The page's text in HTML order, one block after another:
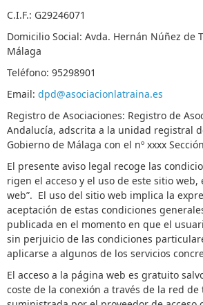
C.I.F.: G29246071
Domicilio Social: Avda. Hernán Núñez de
Málaga
Teléfono: 95298901
Email: dpd@asociacionlatraina.es
Registro de Asociaciones: Registro de
Andalucía, adscrita a la unidad registral
Gobierno de Málaga con el nº xxxx
El presente aviso legal recoge las
rigen el acceso y el uso de este sitio web,
web”. El uso del sitio web implica la
aceptación de estas condiciones
publicada en el momento en que el
sin perjuicio de las condiciones
aplicarse a algunos de los servicios
El acceso a la página web es gratuito
coste de la conexión a través de la red